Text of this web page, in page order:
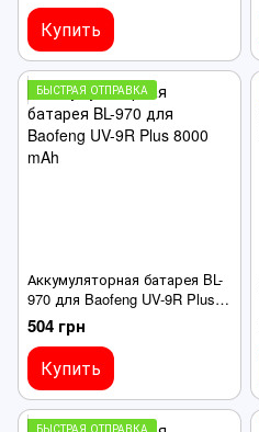
Купить
БЫСТРАЯ ОТПРАВКА
Аккумуляторная батарея BL-
970 для Baofeng UV-9R Plus
8000 mAh
504 грн
Купить
БЫСТРАЯ ОТПРАВКА